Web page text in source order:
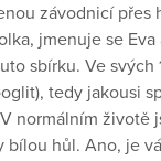
závodnicí přes
jmenuje se Eva
sbírku. Ve svých
tedy jakousi
normálním životě
bílou hůl. Ano, je